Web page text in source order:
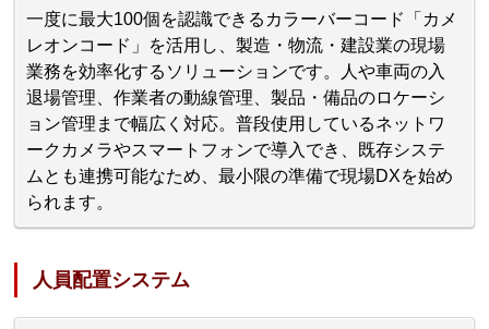
一度に最大100個を認識できるカラーバーコード「カメ
レオンコード」を活用し、製造・物流・建設業の現場
業務を効率化するソリューションです。人や車両の入
退場管理、作業者の動線管理、製品・備品のロケーシ
ョン管理まで幅広く対応。普段使用しているネットワ
ークカメラやスマートフォンで導入でき、既存システ
ムとも連携可能なため、最小限の準備で現場DXを始め
られます。
人員配置システム